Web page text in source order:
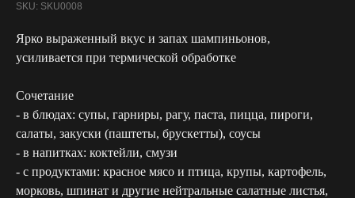
SKU: SKU0008
Ярко выраженный вкус и запах шампиньонов,
усиливается при термической обработке
Сочетание
- в блюдах: супы, гарниры, рагу, паста, пицца, пироги,
салаты, закуски (паштеты, брускетты), соусы
- в напитках: коктейли, смузи
- с продуктами: красное мясо и птица, крупы, картофель,
морковь, шпинат и другие нейтральные салатные листья,